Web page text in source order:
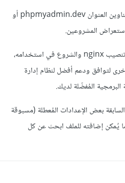
الآن يكفي أن أكتب في خانة العناوين العنوان phpmyadmin.dev أو
: هذا دليل سريع حول تنصيب nginx والشروع في استخدامه،
لتوافق ودعم أفضل لنظام إدارة
المُفضّلة لديك.
بعض الإعدادات المُعطلة (مسبوقة
إضافته للملف ابحث عن كل